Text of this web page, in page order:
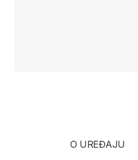
O UREĐAJU